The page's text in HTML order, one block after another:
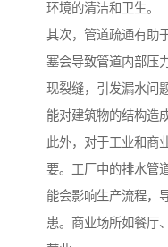
环境的清洁和卫生。
其次，管道疏通有助
塞会导致管道内部压
现裂缝，引发漏水问
能对建筑物的结构造
此外，对于工业和商
要。工厂中的排水管
能会影响生产流程，
患。商业场所如餐厅